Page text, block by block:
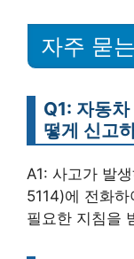
자주 묻
Q1: 자동
떻게 신고
A1: 사고가 발
5114)에 전화
필요한 지침을